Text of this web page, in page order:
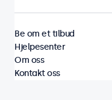
Be om et tilbud
Hjelpesenter
Om oss
Kontakt oss